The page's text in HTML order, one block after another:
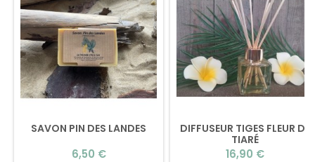
SAVON PIN DES LANDES
Precio
6,50 €
DIFFUSEUR TIGES FLEUR DE
TIARÉ
Precio
16,90 €